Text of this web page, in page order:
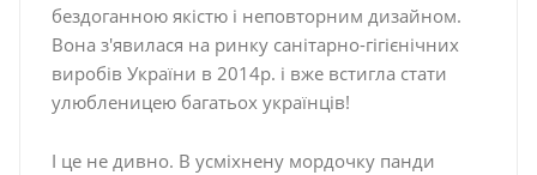
бездоганною якістю і неповторним дизайном.
Вона з'явилася на ринку санітарно-гігієнічних
виробів України в 2014р. і вже встигла стати
улюбленицею багатьох українців!
І це не дивно. В усміхнену мордочку панди